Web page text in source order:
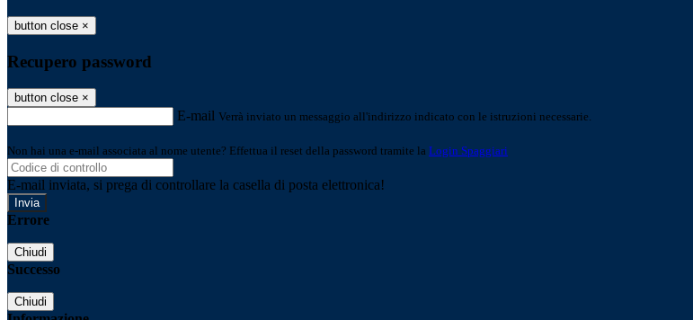
button close ×
Recupero password
button close ×
E-mail Verrà inviato un messaggio all'indirizzo indicato con le istruzioni necessarie.
Non hai una e-mail associata al nome utente? Effettua il reset della password tramite la Login Spaggiari
E-mail inviata, si prega di controllare la casella di posta elettronica!
Errore
Chiudi
Successo
Chiudi